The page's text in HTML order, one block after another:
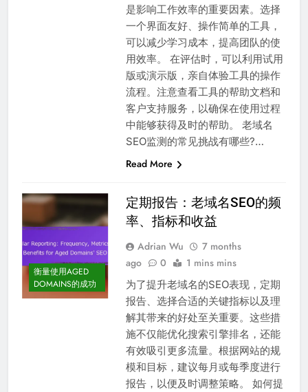
是影响工作效率的重要因素。选择
一个界面友好、操作简单的工具，
可以减少学习成本，提高团队的使
用效率。 在评估时，可以利用试用
版或演示版，亲自体验工具的操作
流程。注意查看工具的帮助文档和
客户支持服务，以确保在使用过程
中能够获得及时的帮助。 老域名
SEO监测的常见挑战有哪些?…
Read More
衡量使用AGED
DOMAINS的成功
定期报告：老域名SEO的频
率、指标和收益
Adrian Wu
7 months
ago
0 1 mins mins
为了提升老域名的SEO表现，定期
报告、选择合适的关键指标以及理
解其带来的好处至关重要。这些措
施不仅能优化搜索引擎排名，还能
有效吸引更多流量。根据网站的规
模和目标，建议每月或每季度进行
报告，以便及时调整策略。 如何提